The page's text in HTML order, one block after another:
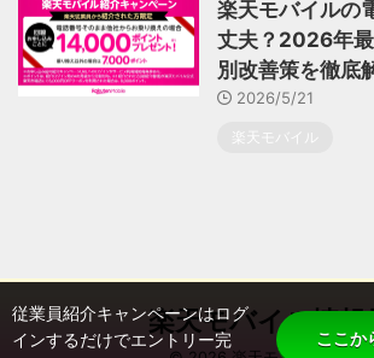
楽天モバイルの
丈夫？2026年
別改善策を徹底
2026/5/21
楽天モバイル
楽天モバイル情報
従業員紹介キャンペーンはログ
インするだけでエントリー完
ここか